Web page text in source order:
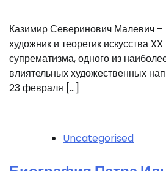
Казимир Северинович Малевич
художник и теоретик искусства
супрематизма, одного из
влиятельных художественных
23 февраля […]
Uncategorised